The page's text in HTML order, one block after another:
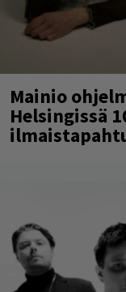
Mainio
Helsingissä